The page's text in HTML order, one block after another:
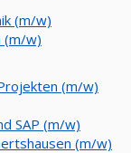
(m/w)
(m/w)
(m/w)
SAP (m/w)
(m/w)